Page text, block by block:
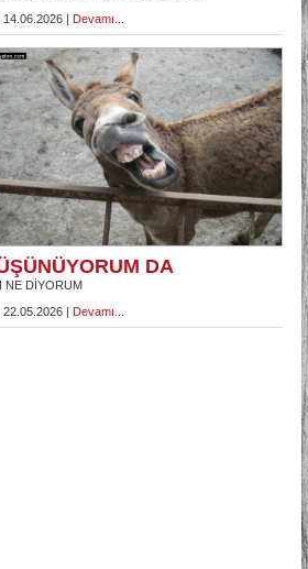
14.06.2026 | Devamı...
DA
NE DİYORUM
22.05.2026 | Devamı...